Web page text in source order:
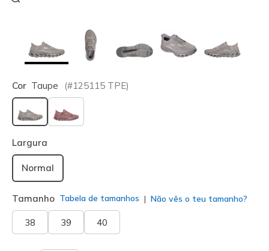
Cor Taupe (#125115 TPE)
selecionado
Largura
Normal
Tamanho Tabela de tamanhos Não vês o teu tamanho?
38 39 40